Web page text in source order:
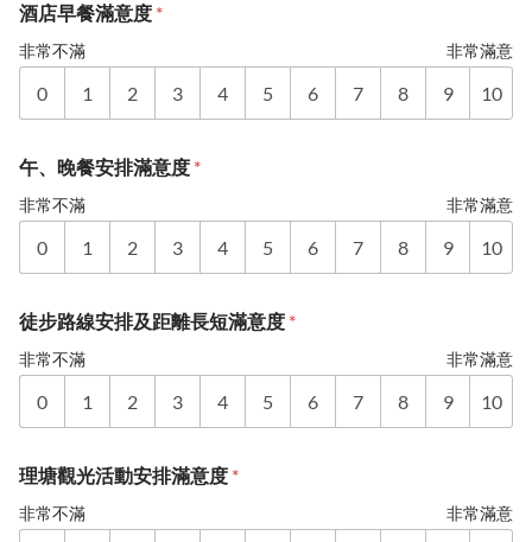
酒店早餐滿意度 *
非常不滿 非常滿意
0 1 2 3 4 5 6 7 8 9 10
午、晚餐安排滿意度 *
非常不滿 非常滿意
0 1 2 3 4 5 6 7 8 9 10
徒步路線安排及距離長短滿意度 *
非常不滿 非常滿意
0 1 2 3 4 5 6 7 8 9 10
理塘觀光活動安排滿意度 *
非常不滿 非常滿意